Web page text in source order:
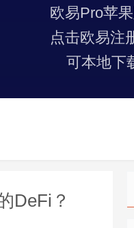
欧易Pro苹
点击欧易注
可本地下
DeFi？